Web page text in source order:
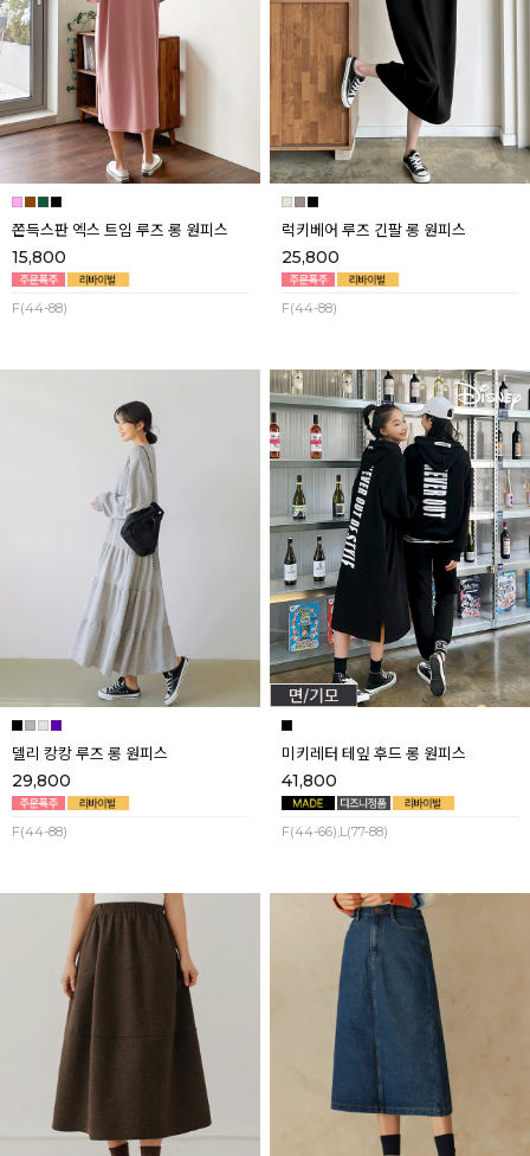
쫀득스판 엑스 트임 루즈 롱 원피스
15,800
F(44-88)
럭키베어 루즈 긴팔 롱 원피스
25,800
F(44-88)
델리 캉캉 루즈 롱 원피스
29,800
F(44-88)
미키레터 테잎 후드 롱 원피스
41,800
F(44-66),L(77-88)